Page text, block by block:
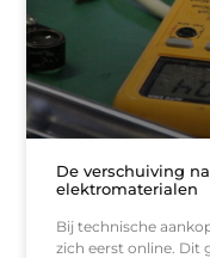
De verschuiving
elektromaterialen
Bij technische
zich eerst online. Dit